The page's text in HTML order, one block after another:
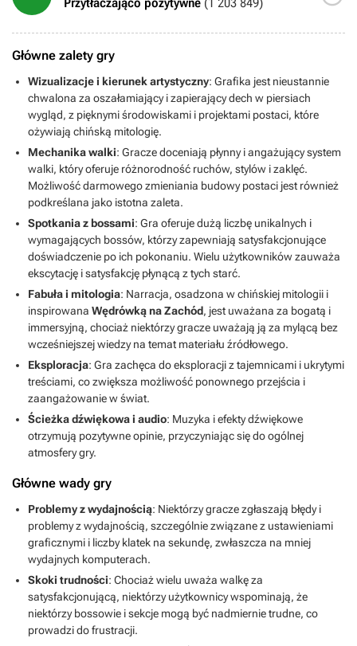
iść dalej.
wymagający, ale sprawiedliwy. Część bossów jest do pokonania za
pojawia się jakiś gigachad, który sprowadza nas na ziemię
sprawiając kilkanaście/kilkadziesiąt zgonów i mnóstwo
wykrzyczanych we frustracji przekleństw. Mechanika budowania
postaci też jest okej, sporo możliwości, choć zastanawiam się, ilu
graczy korzysta z alternatywnych sposobów walki, zamiast tego
podstawowego (ja od początku jadę na podstawowym i w ogóle nie
kusi mnie, żeby to zmienić). Sama gra rzeczywiście mocno
animacja otwierania dużych skrzyń jest niemal identyczna lol,
ciekawe czy to celowy follow-up), ale choć uwielbiam God of War, to
Wukong ma to, czego najbardziej mi w GoW brakuje, czyli mnogość
bossów – w GoW jest ich moim zdaniem za mało, a przecież
nordycka mitologia składa się z wielu barwnych postaci –
potencjalnych bossów. Wukong natomiast ma ich ogrom i co cieszy,
są bardzo zróżnicowani w stylach walki, nie są aż tak powtarzalni
(część jest, ale biorąc pod uwagę ilość, to i tak jest bardzo
różnorodnie). Póki co ode mnie 9/10 po mniej więcej połowie gry.+
Pięknie wykreowany świat, lore, postaci, lokacje, potwory+
Graficznie OSZAŁAMIAJĄCA+ Ilość i zróżnicowanie bossów+
Poziom trudności momentami frustrujący, ale sprawiedliwy i
satysfakcjonujący+ Kiedy nie giniemy, gameplay jest bardzo
przyjemny- Jednak czasem trafi się bug albo dziwny crash-
Zdecydowanie zbyt duża ilość niewidzialnych świat - Mogłoby być
więcej ekwipunku na bardziej zróżnicowany rozwój postaci
Główne zalety gry
Wizualizacje i kierunek artystyczny: Grafika jest nieustannie
chwalona za oszałamiający i zapierający dech w piersiach
wygląd, z pięknymi środowiskami i projektami postaci, które
ożywiają chińską mitologię.
Mechanika walki: Gracze doceniają płynny i angażujący system
walki, który oferuje różnorodność ruchów, stylów i zaklęć.
Możliwość darmowego zmieniania budowy postaci jest również
podkreślana jako istotna zaleta.
Spotkania z bossami: Gra oferuje dużą liczbę unikalnych i
wymagających bossów, którzy zapewniają satysfakcjonujące
doświadczenie po ich pokonaniu. Wielu użytkowników zauważa
ekscytację i satysfakcję płynącą z tych starć.
Fabuła i mitologia: Narracja, osadzona w chińskiej mitologii i
inspirowana Wędrówką na Zachód, jest uważana za bogatą i
immersyjną, chociaż niektórzy gracze uważają ją za mylącą bez
wcześniejszej wiedzy na temat materiału źródłowego.
Eksploracja: Gra zachęca do eksploracji z tajemnicami i ukrytymi
treściami, co zwiększa możliwość ponownego przejścia i
zaangażowanie w świat.
Ścieżka dźwiękowa i audio: Muzyka i efekty dźwiękowe
otrzymują pozytywne opinie, przyczyniając się do ogólnej
atmosfery gry.
Główne wady gry
Problemy z wydajnością: Niektórzy gracze zgłaszają błędy i
problemy z wydajnością, szczególnie związane z ustawieniami
graficznymi i liczby klatek na sekundę, zwłaszcza na mniej
wydajnych komputerach.
Skoki trudności: Chociaż wielu uważa walkę za
satysfakcjonującą, niektórzy użytkownicy wspominają, że
niektórzy bossowie i sekcje mogą być nadmiernie trudne, co
prowadzi do frustracji.